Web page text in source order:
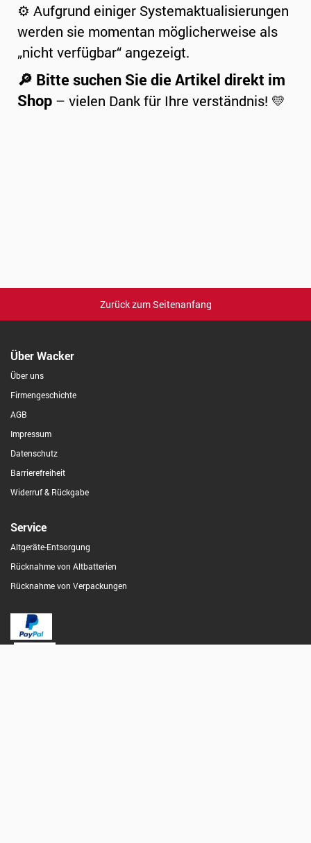
⚙️ Aufgrund einiger Systemaktualisierungen
werden sie momentan möglicherweise als
„nicht verfügbar“ angezeigt.
🔎 Bitte suchen Sie die Artikel direkt im
Shop – vielen Dank für Ihre verständnis! 💛
Zurück zum Seitenanfang
Über Wacker
Über uns
Firmengeschichte
AGB
Impressum
Datenschutz
Barrierefreiheit
Widerruf & Rückgabe
Service
Altgeräte-Entsorgung
Rücknahme von Altbatterien
Rücknahme von Verpackungen